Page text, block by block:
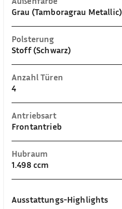
Grau (Tamboragrau Metallic)
Polsterung
Stoff (Schwarz)
Anzahl Türen
4
Antriebsart
Frontantrieb
Hubraum
1.498 ccm
Ausstattungs-Highlights